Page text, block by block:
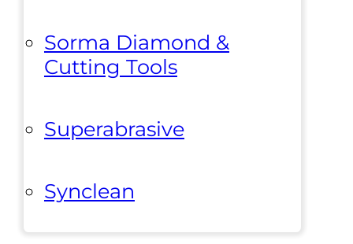
Sorma Diamond &
Cutting Tools
Superabrasive
Synclean